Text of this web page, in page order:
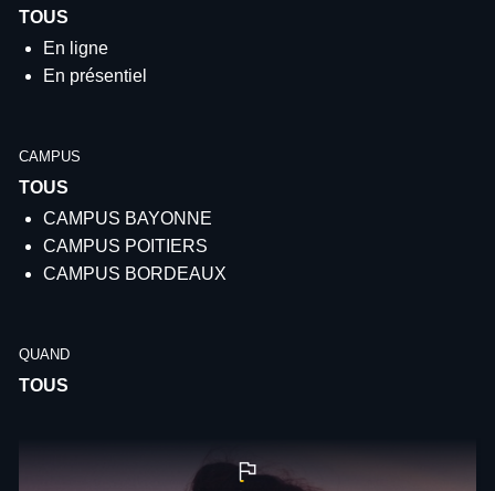
En ligne
En présentiel
CAMPUS
CAMPUS BAYONNE
CAMPUS POITIERS
CAMPUS BORDEAUX
QUAND